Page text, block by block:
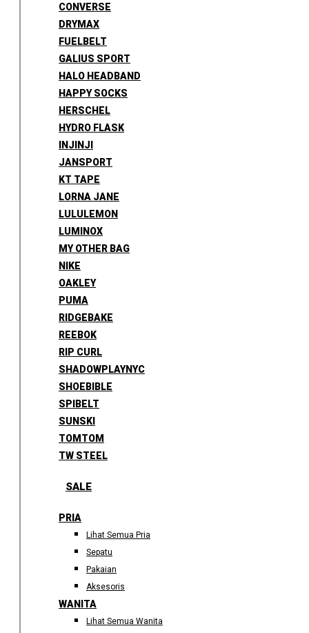
CONVERSE
DRYMAX
FUELBELT
GALIUS SPORT
HALO HEADBAND
HAPPY SOCKS
HERSCHEL
HYDRO FLASK
INJINJI
JANSPORT
KT TAPE
LORNA JANE
LULULEMON
LUMINOX
MY OTHER BAG
NIKE
OAKLEY
PUMA
RIDGEBAKE
REEBOK
RIP CURL
SHADOWPLAYNYC
SHOEBIBLE
SPIBELT
SUNSKI
TOMTOM
TW STEEL
SALE
PRIA
Lihat Semua Pria
Sepatu
Pakaian
Aksesoris
WANITA
Lihat Semua Wanita